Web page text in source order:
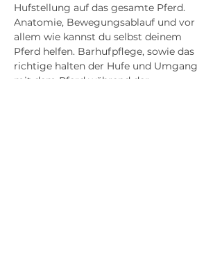
Hufstellung auf das gesamte Pferd.
Anatomie, Bewegungsablauf und vor
allem wie kannst du selbst deinem
Pferd helfen. Barhufpflege, sowie das
richtige halten der Hufe und Umgang
mit dem Pferd während der